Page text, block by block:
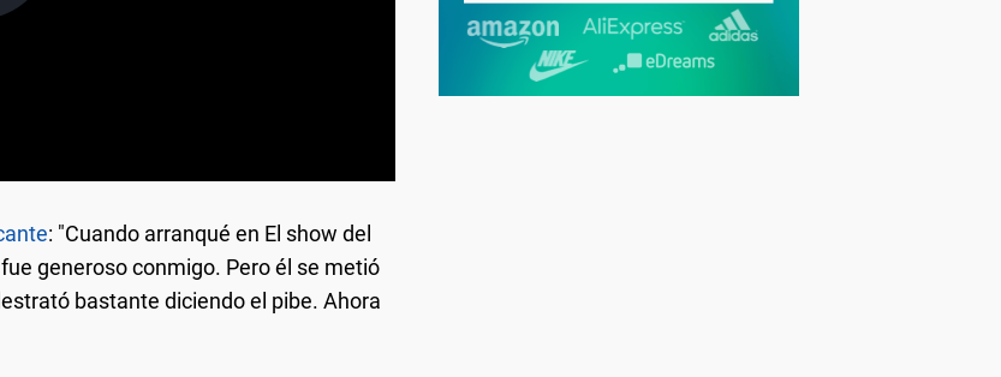
: "Cuando arranqué en El show del
generoso conmigo. Pero él se metió
bastante diciendo el pibe. Ahora